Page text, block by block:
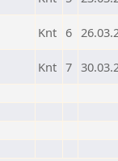
Knt 6
Knt 7